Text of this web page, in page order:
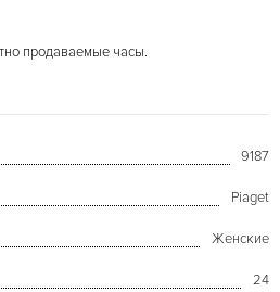
продаваемые часы.
9187
Piaget
Женские
24